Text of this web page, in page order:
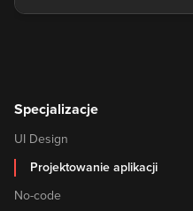
Specjalizacje
UI Design
Projektowanie aplikacji
No-code